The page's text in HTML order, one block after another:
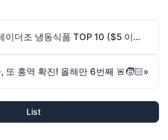
🍱 진짜 실속템! 트레이더조 냉동식품 TOP 10 ($5 이하)✨**
홍역 확진! 올해만 6번째 🚨🧒🏻»
List